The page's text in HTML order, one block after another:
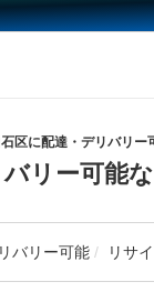
区に配達・デリバリー
バリー可能
バリー可能 リサ